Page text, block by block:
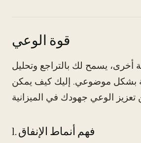
قوة الوعي
أخرى، يسمح لك بالتراجع وتحليل
بشكل موضوعي. إليك كيف يمكن
1. فهم أنماط الإنفاق